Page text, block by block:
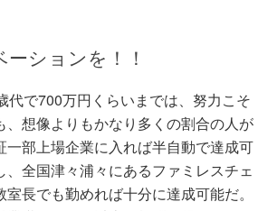
ションを！！
代で700万円くらいまでは、努力こそ
、想像よりもかなり多くの割合の人が
一部上場企業に入れば半自動で達成可
、全国津々浦々にあるファミレスチェ
長でも勤めれば十分に達成可能だ。